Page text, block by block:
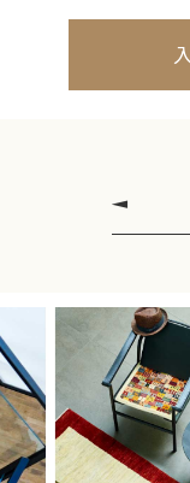
て、適切な取
特定した利用
1.電話、FAX
スに関する情
などの連絡お
3.商品の修理
応業務
4.商品・サー
料作成